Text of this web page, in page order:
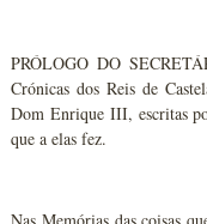
PRÓLOGO DO
Crónicas dos Reis de
Dom Enrique III, escritas
que a elas fez.